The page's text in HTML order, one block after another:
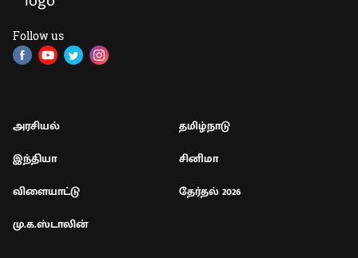
Follow us
அரசியல்
தமிழ்நாடு
இந்தியா
சினிமா
விளையாட்டு
தேர்தல் 2026
மு.க.ஸ்டாலின்